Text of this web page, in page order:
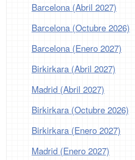
Barcelona (Abril 2027)
Barcelona (Octubre 2026)
Barcelona (Enero 2027)
Birkirkara (Abril 2027)
Madrid (Abril 2027)
Birkirkara (Octubre 2026)
Birkirkara (Enero 2027)
Madrid (Enero 2027)